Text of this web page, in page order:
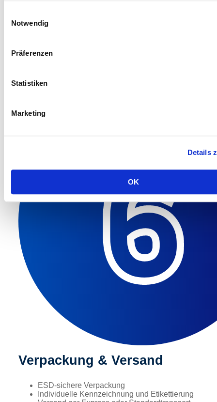
Notwendig
Präferenzen
Statistiken
Marketing
Details
OK
Qualitätsprüfung
Funktionstest nach Kundenvorgabe
Verpackung & Versand
ESD-sichere Verpackung
Individuelle Kennzeichnung und Etikettierung